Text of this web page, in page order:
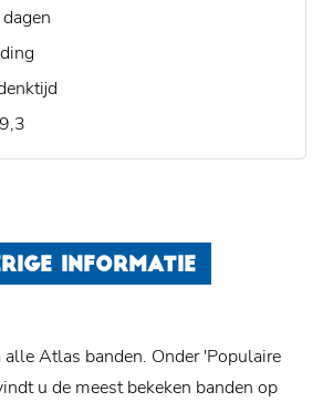
INFORMATIE
Atlas banden. Onder 'Populaire
u de meest bekeken banden op